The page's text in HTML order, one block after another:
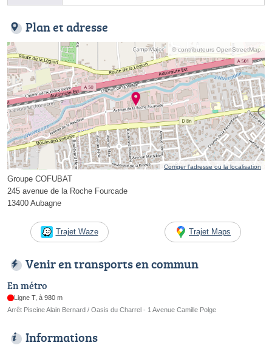
Plan et adresse
© contributeurs OpenStreetMap
Corriger l’adresse ou la localisation
Groupe COFUBAT
245 avenue de la Roche Fourcade
13400 Aubagne
Trajet Waze Trajet Maps
Venir en transports en commun
En métro
Ligne T, à 980 m
Arrêt Piscine Alain Bernard / Oasis du Charrel - 1 Avenue Camille Polge
Informations